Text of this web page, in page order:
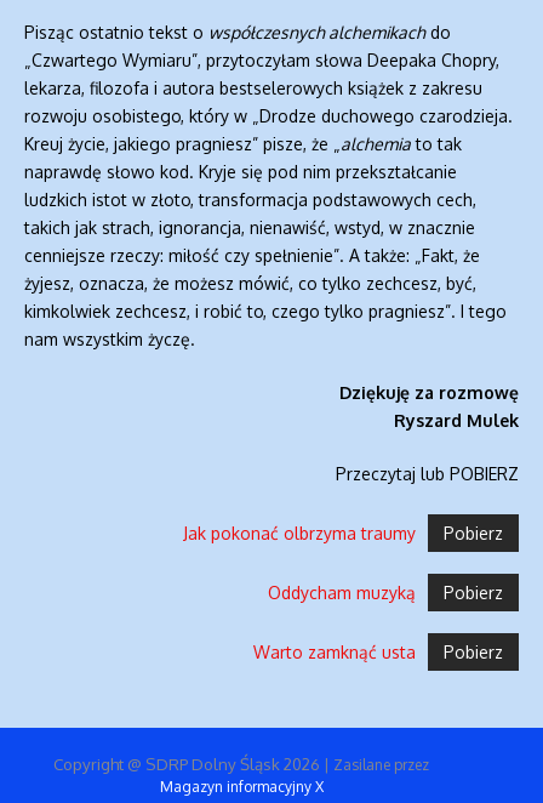
Pisząc ostatnio tekst o współczesnych alchemikachdo
„Czwartego Wymiaru”, przytoczyłam słowa Deepaka Chopry,
lekarza, filozofa i autora bestselerowych książek z zakresu
rozwoju osobistego, który w „Drodze duchowego czarodzieja.
Kreuj życie, jakiego pragniesz” pisze, że „ alchemiato tak
naprawdę słowo kod. Kryje się pod nim przekształcanie
ludzkich istot w złoto, transformacja podstawowych cech,
takich jak strach, ignorancja, nienawiść, wstyd, w znacznie
cenniejsze rzeczy: miłość czy spełnienie”. A także: „Fakt, że
żyjesz, oznacza, że możesz mówić, co tylko zechcesz, być,
kimkolwiek zechcesz, i robić to, czego tylko pragniesz”. I tego
nam wszystkim życzę.
Dziękuję za rozmowę
Ryszard Mulek
Przeczytaj lub POBIERZ
Jak pokonać olbrzyma traumy Pobierz
Oddycham muzyką Pobierz
Warto zamknąć usta Pobierz
Dołącz do newslettera
Stowarzyszenia Dziennikarzy RP
Otrzymuj informacje o nowych
publikacjach,wydarzeniach i komunikatach.
Wyrażam zgodę na otrzymywanie newslettera
Stowarzyszenia Dziennikarzy RP Dolny Śląsk oraz
zapoznałem/am się z Polityka prywatności.
Copyright @ SDRP Dolny Śląsk 2026 | Zasilane przez
Magazyn informacyjny X